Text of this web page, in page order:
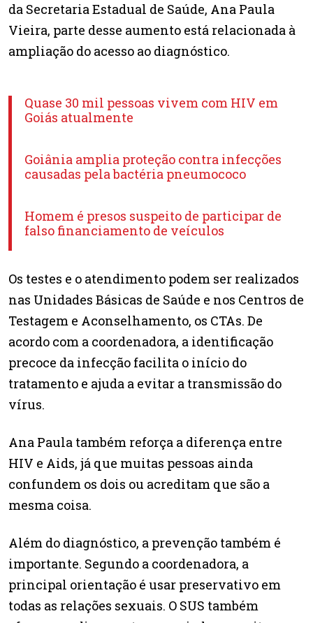
da Secretaria Estadual de Saúde, Ana Paula
Vieira, parte desse aumento está relacionada à
ampliação do acesso ao diagnóstico.
Quase 30 mil pessoas vivem com HIV em
Goiás atualmente
Goiânia amplia proteção contra infecções
causadas pela bactéria pneumococo
Homem é presos suspeito de participar de
falso financiamento de veículos
Os testes e o atendimento podem ser realizados
nas Unidades Básicas de Saúde e nos Centros de
Testagem e Aconselhamento, os CTAs. De
acordo com a coordenadora, a identificação
precoce da infecção facilita o início do
tratamento e ajuda a evitar a transmissão do
vírus.
Ana Paula também reforça a diferença entre
HIV e Aids, já que muitas pessoas ainda
confundem os dois ou acreditam que são a
mesma coisa.
Além do diagnóstico, a prevenção também é
importante. Segundo a coordenadora, a
principal orientação é usar preservativo em
todas as relações sexuais. O SUS também